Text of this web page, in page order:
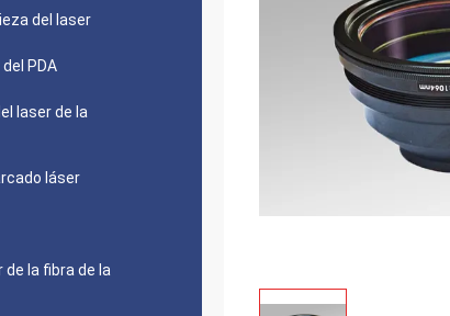
del laser
PDA
laser de la
láser
la fibra de la